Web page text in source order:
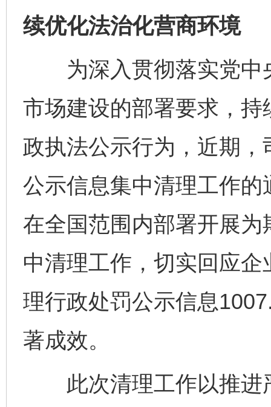
续优化法治化营商环境
为深入贯彻落实党中
市场建设的部署要求，
政执法公示行为，近期
公示信息集中清理工作
在全国范围内部署开展
中清理工作，切实回应
理行政处罚公示信息
著成效。
此次清理工作以推进